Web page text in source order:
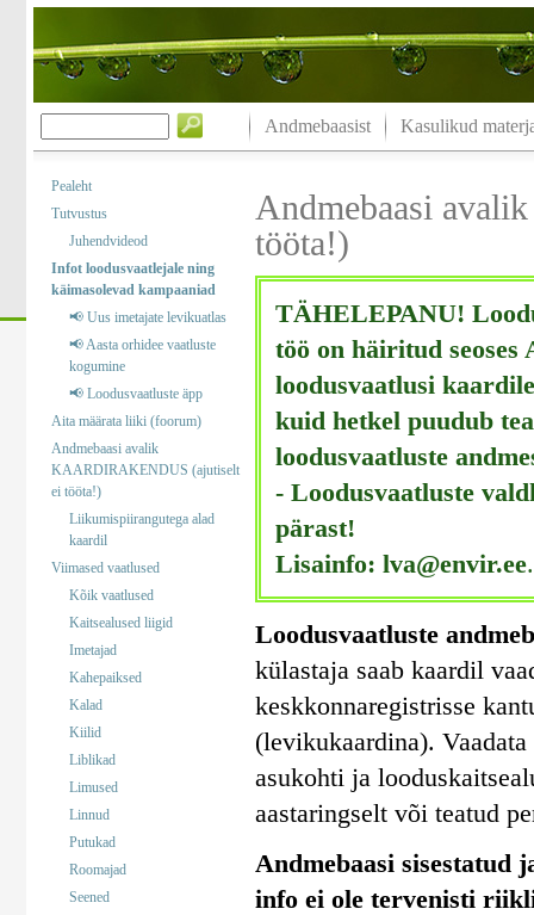
Andmebaasist Kasulikud
Pealeht
Tutvustus
Juhendvideod
Infot loodusvaatlejale ning
käimasolevad kampaaniad
📢 Uus imetajate levikuatlas
📢 Aasta orhidee vaatluste
kogumine
📢 Loodusvaatluste äpp
Aita määrata liiki (foorum)
Andmebaasi avalik
KAARDIRAKENDUS (ajutiselt
ei tööta!)
Liikumispiirangutega alad
kaardil
Viimased vaatlused
Kõik vaatlused
Kaitsealused liigid
Imetajad
Kahepaiksed
Kalad
Kiilid
Liblikad
Limused
Linnud
Putukad
Roomajad
Seened
Andmebaasi
tööta!)
TÄHELEPANU!
töö on häiritud seoses
loodusvaatlusi
kuid hetkel puudub
loodusvaatluste
- Loodusvaatluste
pärast!
Lisainfo: lva@envir.ee.
Loodusvaatluste
külastaja saab kaardil
keskkonnaregistrisse
(levikukaardina).
asukohti ja
aastaringselt või teatud
Andmebaasi sisestatud
info ei ole tervenisti